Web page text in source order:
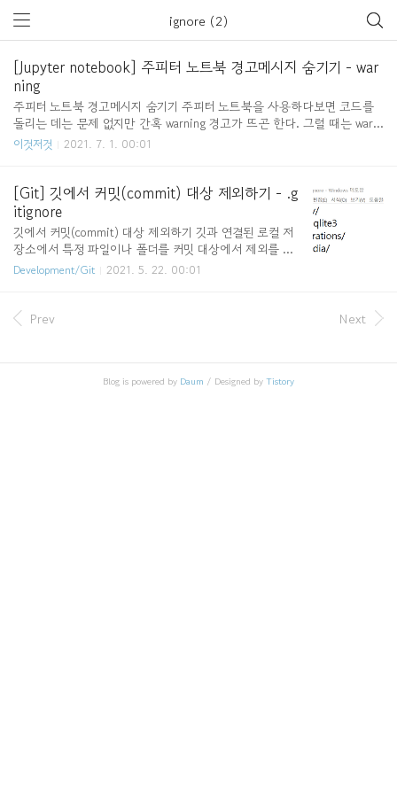
ignore (2)
[Jupyter notebook] 주피터 노트북 경고메시지 숨기기 - war
ning
주피터 노트북 경고메시지 숨기기 주피터 노트북을 사용하다보면 코드를
돌리는 데는 문제 없지만 간혹 warning 경고가 뜨곤 한다. 그럴 때는 warni
ngs 라이브러리를 사용해서 해결하면 된다. import warnings # 경고 메시
기기했던 경고 메시지를 다시 보이게 warnings.filterwarnings(action='defa
ult') https://rfriend.tistory.com/346 [Jupyter Notebook, ipython] 경고
메시지 숨기기 (ignore warning message) Jupyter ..
이것저것 2021. 7. 1. 00:01
[Git] 깃에서 커밋(commit) 대상 제외하기 - .g
itignore
깃에서 커밋(commit) 대상 제외하기 깃과 연결된 로컬 저
장소에서 특정 파일이나 폴더를 커밋 대상에서 제외를 하
려면 .gitignore 파일을 사용하면 된다. .gitignore 파일을
저장소에 .git 폴더가 위치한 디렉터리에 .gitignore 파일
한 깃 포스팅 순서이다. 1. Git(7) 원격저장소 생성하기 2.
Development/Git 2021. 5. 22. 00:01
Prev Next
Blog is powered by Daum / Designed byTistory